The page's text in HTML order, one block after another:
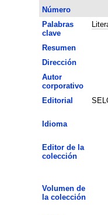
Número
Palabras
clave
Resumen
Dirección
Autor
corporativo
Editorial
Idioma
Editor de la
colección
Volumen de
la colección